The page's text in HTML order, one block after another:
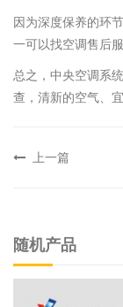
因为深度保养的环
一可以找空调售后
总之，中央空调系
查，清新的空气、
上一篇
随机产品